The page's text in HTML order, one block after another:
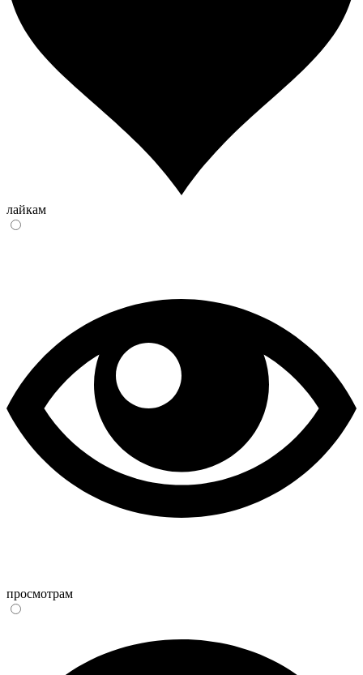
лайкам
просмотрам